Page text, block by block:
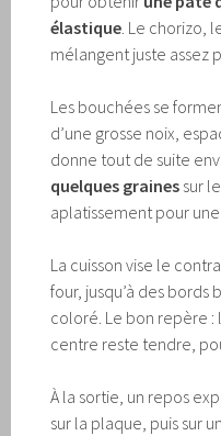
élastique. Le chorizo,
mélangent juste assez
Les bouchées se
d’une grosse noix,
donne tout de suite
quelques graines sur
aplatissement pour
La cuisson vise le
four, jusqu’à des bords
coloré. Le bon repère :
centre reste tendre,
À la sortie, un repos
sur la plaque, puis sur